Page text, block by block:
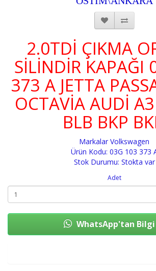
2.0TDİ ÇIKMA
SİLİNDİR KAPAĞI
373 A JETTA
OCTAVİA AUDİ
BLB BKP
Markalar Volkswagen
Ürün Kodu: 03G 103 373
Stok Durumu: Stokta var
Adet
WhatsApp'tan Bilgi